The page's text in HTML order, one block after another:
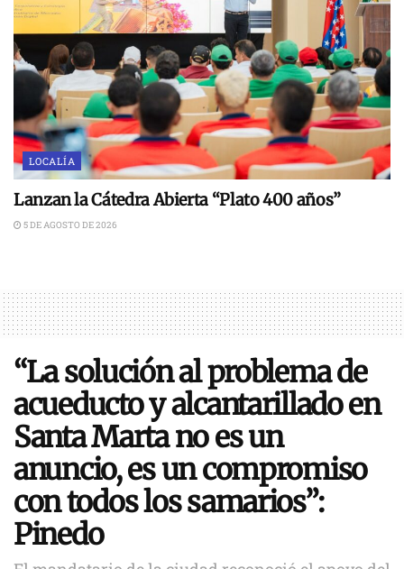
LOCALÍA
Lanzan la Cátedra Abierta “Plato 400 años”
5 DE AGOSTO DE 2026
“La solución al problema de
acueducto y alcantarillado en
Santa Marta no es un
anuncio, es un compromiso
con todos los samarios”:
Pinedo